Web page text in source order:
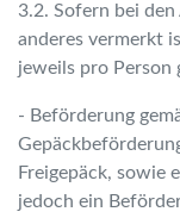
3.2. Sofern bei
anderes vermerkt
jeweils pro Person
- Beförderung
Freigepäck, sowie
jedoch ein